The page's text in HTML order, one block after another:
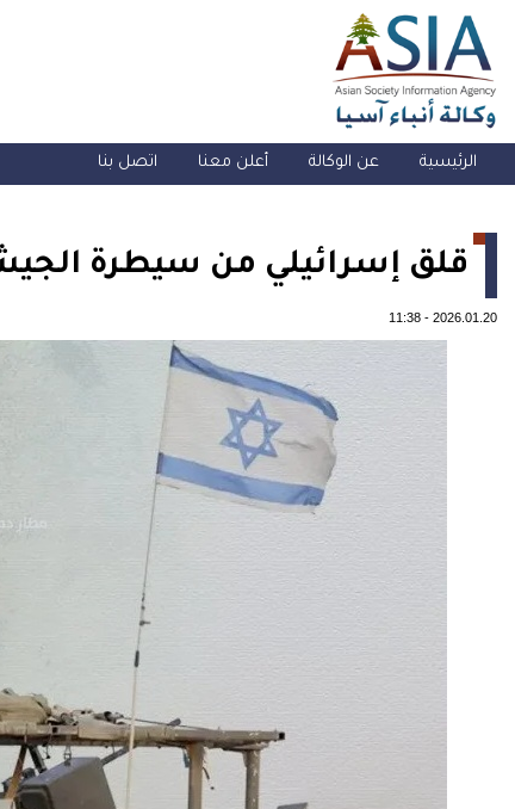
الرئيسية عن الوكالة أعلن معنا اتصل بنا
قلق إسرائيلي من سيطرة
2026.01.20
-
11:38